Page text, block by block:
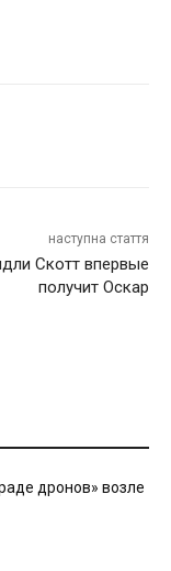
наступна стаття
Скотт впервые
получит Оскар
дронов» возле